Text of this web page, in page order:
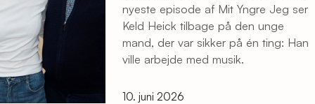
nyeste episode af Mit Yngre Jeg ser
Keld Heick tilbage på den unge
mand, der var sikker på én ting: Han
ville arbejde med musik.
10. juni 2026